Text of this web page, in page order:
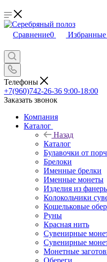
Сравнение0
Телефоны
+7(960)742-26-36 9:00-18:00
Заказать звонок
Компания
Каталог
Назад
Каталог
Булавочки от
Брелоки
Именные брелки
Именные монеты
Изделия из
Колокольчики
Кошельковые
Руны
Красная нить
Сувенирные
Сувенирные
Монетные
Обереги